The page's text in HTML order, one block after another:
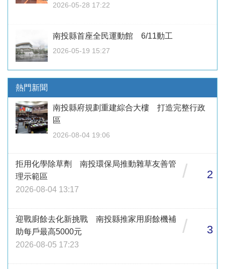
2026-05-28 17:22
南投縣首座全民運動館 6/11動工
2026-05-19 15:27
熱門新聞
南投縣府規劃重建綜合大樓 打造完整行政
區
2026-08-04 19:06
拒用化學除草劑 南投環保局推動雜草友善管
理示範區
2026-08-04 13:17
/ 2
迎戰廚餘去化新挑戰 南投縣推家用廚餘機補
助每戶最高5000元
2026-08-05 17:23
/ 3